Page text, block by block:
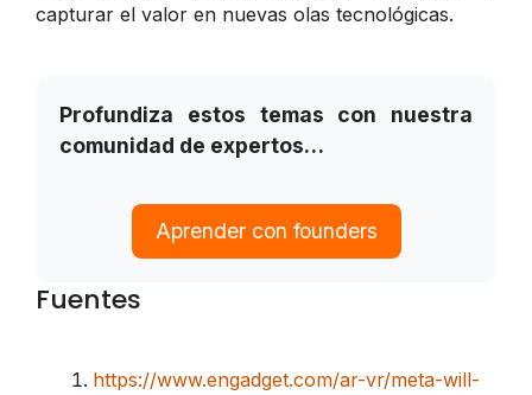
capturar el valor en nuevas olas tecnológicas.
Profundiza estos temas con nuestra
comunidad de expertos…
Aprender con founders
Fuentes
https://www.engadget.com/ar-vr/meta-will-